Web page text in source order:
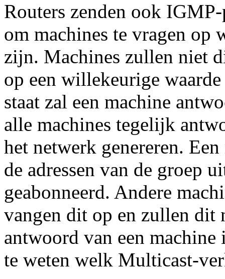
Routers zenden ook
om machines te vragen op
zijn. Machines zullen niet
op een willekeurige
staat zal een machine
alle machines tegelijk
het netwerk genereren.
de adressen van de groep
geabonneerd. Andere
vangen dit op en zullen dit
antwoord van een
te weten welk Multicast-